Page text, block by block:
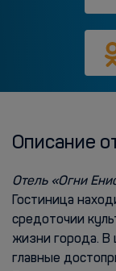
Описание
Отель «Огни
Гостиница
средоточии
жизни города. В
главные